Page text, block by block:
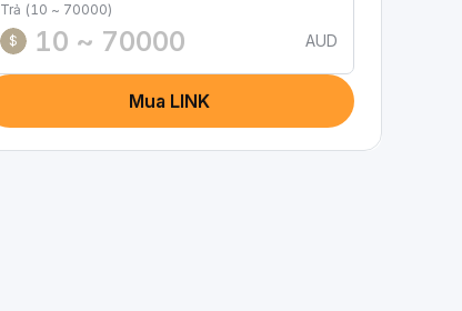
Trả (10 ~ 70000)
$
AUD
Mua LINK